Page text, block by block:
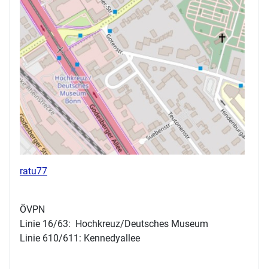
ratu77
ÖVPN
Linie 16/63: Hochkreuz/Deutsches Museum
Linie 610/611: Kennedyallee